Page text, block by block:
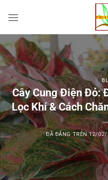
đến
dung
Cây Cung Điện Đỏ:
Lọc Khí & Cách
ĐÃ ĐĂNG TRÊN12/02/